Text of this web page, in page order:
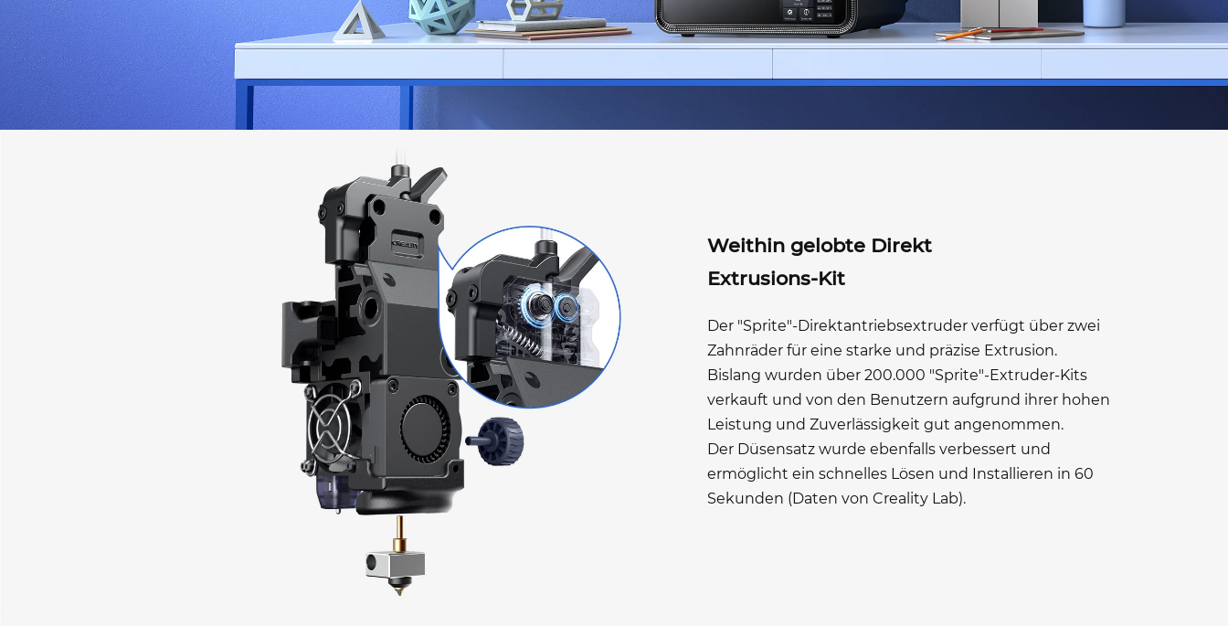
Weithin gelobte Direkt
Extrusions-Kit
Der "Sprite"-Direktantriebsextruder verfügt über zwei
Zahnräder für eine starke und präzise Extrusion.
Bislang wurden über 200.000 "Sprite"-Extruder-Kits
verkauft und von den Benutzern aufgrund ihrer hohen
Leistung und Zuverlässigkeit gut angenommen.
Der Düsensatz wurde ebenfalls verbessert und
ermöglicht ein schnelles Lösen und Installieren in 60
Sekunden (Daten von Creality Lab).